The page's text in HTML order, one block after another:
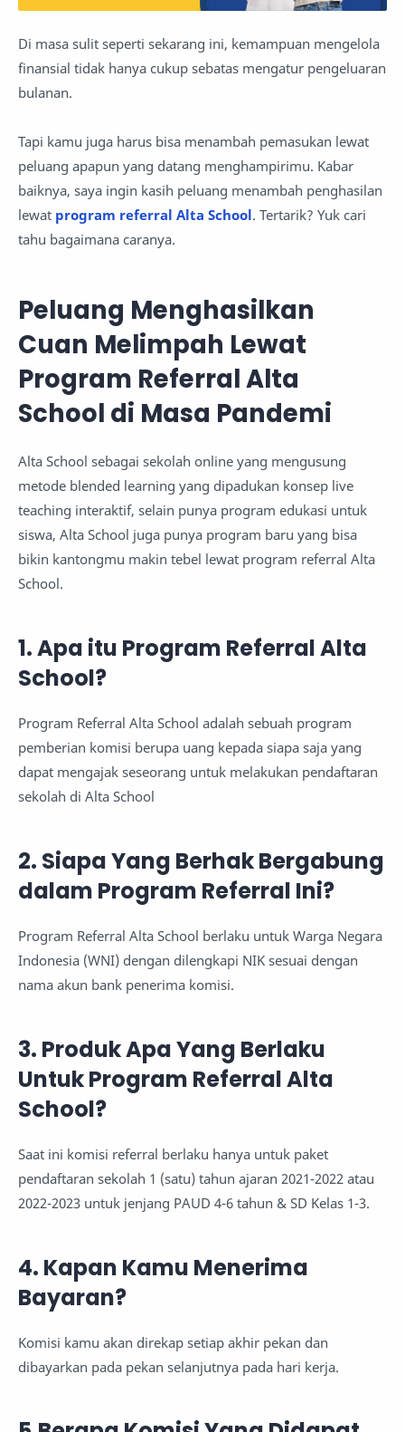
Di masa sulit seperti sekarang ini, kemampuan mengelola
finansial tidak hanya cukup sebatas mengatur pengeluaran
bulanan.
Tapi kamu juga harus bisa menambah pemasukan lewat
peluang apapun yang datang menghampirimu. Kabar
baiknya, saya ingin kasih peluang menambah penghasilan
lewat program referral Alta School. Tertarik? Yuk cari
tahu bagaimana caranya.
Peluang Menghasilkan
Cuan Melimpah Lewat
Program Referral Alta
School di Masa Pandemi
Alta School sebagai sekolah online yang mengusung
metode blended learning yang dipadukan konsep live
teaching interaktif, selain punya program edukasi untuk
siswa, Alta School juga punya program baru yang bisa
bikin kantongmu makin tebel lewat program referral Alta
School.
1. Apa itu Program Referral Alta
School?
Program Referral Alta School adalah sebuah program
pemberian komisi berupa uang kepada siapa saja yang
dapat mengajak seseorang untuk melakukan pendaftaran
sekolah di Alta School
2. Siapa Yang Berhak Bergabung
dalam Program Referral Ini?
Program Referral Alta School berlaku untuk Warga Negara
Indonesia (WNI) dengan dilengkapi NIK sesuai dengan
nama akun bank penerima komisi.
3. Produk Apa Yang Berlaku
Untuk Program Referral Alta
School?
Saat ini komisi referral berlaku hanya untuk paket
pendaftaran sekolah 1 (satu) tahun ajaran 2021-2022 atau
2022-2023 untuk jenjang PAUD 4-6 tahun & SD Kelas 1-3.
4. Kapan Kamu Menerima
Bayaran?
Komisi kamu akan direkap setiap akhir pekan dan
dibayarkan pada pekan selanjutnya pada hari kerja.